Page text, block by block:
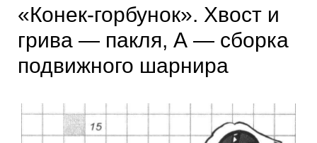
«Конек-горбунок». Хвост и
грива — пакля, А — сборка
подвижного шарнира